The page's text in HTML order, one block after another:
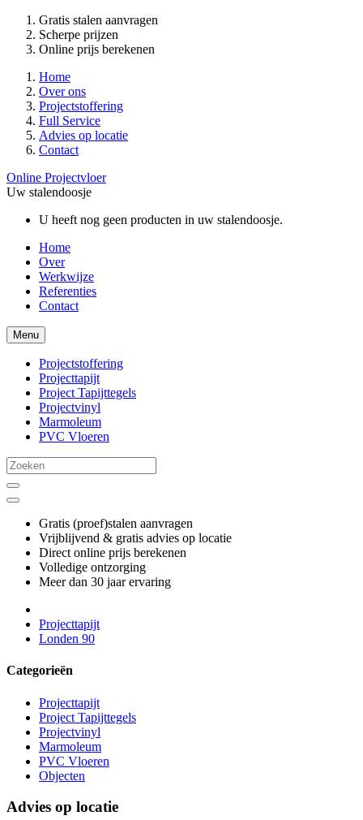
Gratis stalen aanvragen
Scherpe prijzen
Online prijs berekenen
Home
Over ons
Projectstoffering
Full Service
Advies op locatie
Contact
Online Projectvloer
Uw stalendoosje
U heeft nog geen producten in uw stalendoosje.
Home
Over
Werkwijze
Referenties
Contact
Menu
Projectstoffering
Projecttapijt
Project Tapijttegels
Projectvinyl
Marmoleum
PVC Vloeren
Gratis (proef)stalen aanvragen
Vrijblijvend & gratis advies op locatie
Direct online prijs berekenen
Volledige ontzorging
Meer dan 30 jaar ervaring
Projecttapijt
Londen 90
Categorieën
Projecttapijt
Project Tapijttegels
Projectvinyl
Marmoleum
PVC Vloeren
Objecten
Advies op locatie